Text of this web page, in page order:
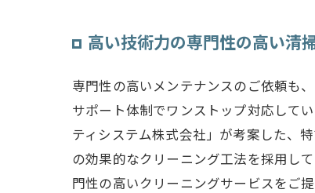
高い技術力の専門性の高い清
専門性の高いメンテナンスのご依頼も
サポート体制でワンストップ対応して
ティシステム株式会社」が考案した、
の効果的なクリーニング工法を採用し
門性の高いクリーニングサービスをご提